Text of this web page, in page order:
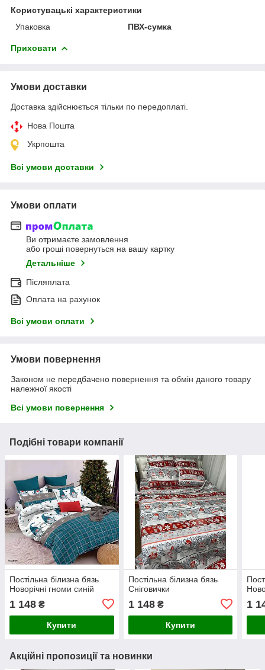
Користувацькі характеристики
Упаковка
ПВХ-сумка
Приховати
Умови доставки
Доставка здійснюється тільки по передоплаті.
Нова Пошта
Укрпошта
Всі умови доставки
Умови оплати
Ви отримаєте замовлення
або гроші повернуться на вашу картку
Детальніше
Післяплата
Оплата на рахунок
Всі умови оплати
Умови повернення
Законом не передбачено повернення та обмін даного товару
належної якості
Всі умови повернення
Подібні товари компанії
Постільна білизна бязь
Новорічні гноми синій
1 148 ₴
Купити
Постільна білизна бязь
Сніговички
1 148₴
Купити
1
Акційні пропозиції та новинки